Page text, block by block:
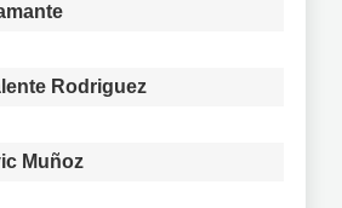
Rodriguez
Muñoz